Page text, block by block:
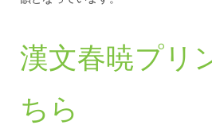
漢文春暁プリ
ちら